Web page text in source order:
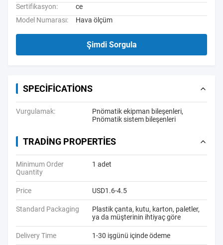
Sertifikasyon:
ce
Model Numarası:
Hava ölçüm
Şimdi Sorgula
SPECIFICATIONS
Vurgulamak: Pnömatik ekipman bileşenleri,
Pnömatik sistem bileşenleri
TRADING PROPERTIES
Minimum Order
Quantity
1 adet
Price USD1.6-4.5
Standard Packaging
Plastik çanta, kutu, karton, paletler,
ya da müşterinin ihtiyaç göre
Delivery Time 1-30 işgünü içinde ödeme